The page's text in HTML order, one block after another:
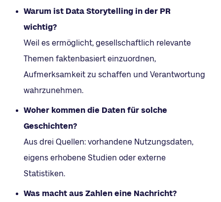
Warum ist Data Storytelling in der PR
wichtig?
Weil es ermöglicht, gesellschaftlich relevante
Themen faktenbasiert einzuordnen,
Aufmerksamkeit zu schaffen und Verantwortung
wahrzunehmen.
Woher kommen die Daten für solche
Geschichten?
Aus drei Quellen: vorhandene Nutzungsdaten,
eigens erhobene Studien oder externe
Statistiken.
Was macht aus Zahlen eine Nachricht?